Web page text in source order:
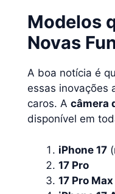
Modelos
Novas
A boa notícia é
essas inovações
caros. A câmera
disponível em
iPhone 17
17 Pro
17 Pro Max